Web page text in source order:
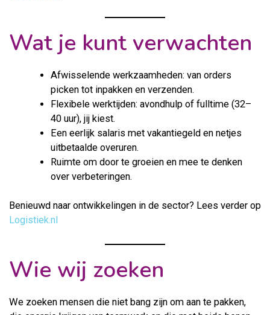
Wat je kunt verwachten
Afwisselende werkzaamheden: van orders
picken tot inpakken en verzenden.
Flexibele werktijden: avondhulp of fulltime (32–
40 uur), jij kiest.
Een eerlijk salaris met vakantiegeld en netjes
uitbetaalde overuren.
Ruimte om door te groeien en mee te denken
over verbeteringen.
Benieuwd naar ontwikkelingen in de sector? Lees verder op
Logistiek.nl
Wie wij zoeken
We zoeken mensen die niet bang zijn om aan te pakken,